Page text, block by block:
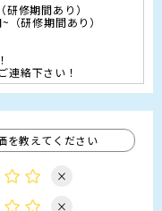
修期間あり）
（研修期間あり）
連絡下さい！
を教えてください
×
×